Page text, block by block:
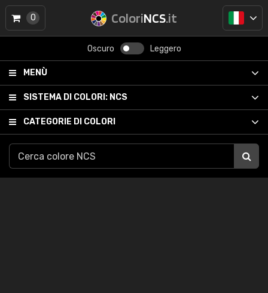
ColoriNCS.it
Oscuro Leggero
MENÙ
SISTEMA DI COLORI: NCS
CATEGORIE DI COLORI
0